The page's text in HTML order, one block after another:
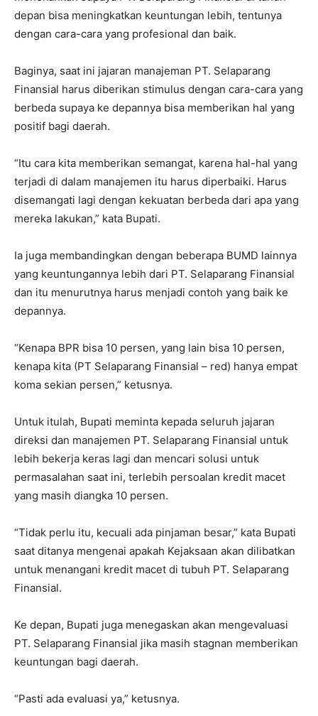
depan bisa meningkatkan keuntungan lebih, tentunya
dengan cara-cara yang profesional dan baik.
Baginya, saat ini jajaran manajeman PT. Selaparang
Finansial harus diberikan stimulus dengan cara-cara yang
berbeda supaya ke depannya bisa memberikan hal yang
positif bagi daerah.
“Itu cara kita memberikan semangat, karena hal-hal yang
terjadi di dalam manajemen itu harus diperbaiki. Harus
disemangati lagi dengan kekuatan berbeda dari apa yang
mereka lakukan,” kata Bupati.
Ia juga membandingkan dengan beberapa BUMD lainnya
yang keuntungannya lebih dari PT. Selaparang Finansial
dan itu menurutnya harus menjadi contoh yang baik ke
depannya.
“Kenapa BPR bisa 10 persen, yang lain bisa 10 persen,
kenapa kita (PT Selaparang Finansial – red) hanya empat
koma sekian persen,” ketusnya.
Untuk itulah, Bupati meminta kepada seluruh jajaran
direksi dan manajemen PT. Selaparang Finansial untuk
lebih bekerja keras lagi dan mencari solusi untuk
permasalahan saat ini, terlebih persoalan kredit macet
yang masih diangka 10 persen.
“Tidak perlu itu, kecuali ada pinjaman besar,” kata Bupati
saat ditanya mengenai apakah Kejaksaan akan dilibatkan
untuk menangani kredit macet di tubuh PT. Selaparang
Finansial.
Ke depan, Bupati juga menegaskan akan mengevaluasi
PT. Selaparang Finansial jika masih stagnan memberikan
keuntungan bagi daerah.
“Pasti ada evaluasi ya,” ketusnya.